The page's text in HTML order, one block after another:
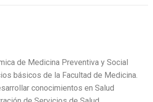
de Medicina Preventiva y Social
básicos de la Facultad de Medicina.
conocimientos en Salud